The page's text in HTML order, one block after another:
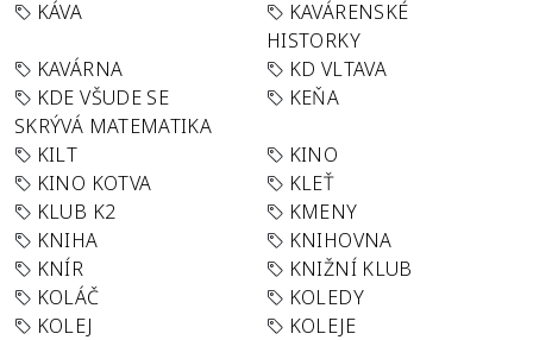
KÁVA
KAVÁRENSKÉ
HISTORKY
KAVÁRNA
KD VLTAVA
KDE VŠUDE SE
SKRÝVÁ MATEMATIKA
KEŇA
KILT
KINO
KINO KOTVA
KLEŤ
KLUB K2
KMENY
KNIHA
KNIHOVNA
KNÍR
KNIŽNÍ KLUB
KOLÁČ
KOLEDY
KOLEJ
KOLEJE